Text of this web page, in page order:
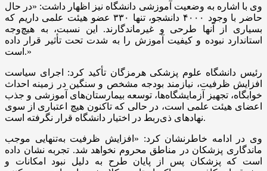
وی با اشاره به وضعیت آموزشی دانشگاه نیز اظهار داشت: «در حال
حاضر با وجود ۴۰۰۰ دانشجو، تنها ۳۳۰ عضو هیئت علمی داریم که
بسیاری از آنها طرحی و غیرماندگارند. این نسبت، به هیچ‌وجه
استاندارد نبوده و کیفیت آموزش را به شدت تحت تأثیر قرار داده
است.»
رئیس دانشگاه علوم پزشکی هرمزگان تأکید کرد: اجرای سیاست
افزایش ظرفیت، نیازمند بودجه مشخص و سنگین در زمینه احداث
خوابگاه، تجهیز آزمایشگاه‌ها، توسعه بیمارستان‌های آموزشی و جذب
اعضای هیئت علمی است، در حالی که تاکنون هیچ اعتباری از سوی
نهادهای ذی‌ربط در اختیار دانشگاه قرار نگرفته است.
وی در ادامه خاطرنشان کرد: «افزایش ظرفیت به‌تنهایی موجب
ماندگاری پزشکان در مناطق محروم نخواهد شد. تجربه نشان داده
است که پزشکان پس از پایان طرح به دلیل نبود امکانات و